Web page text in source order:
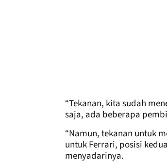
“Tekanan, kita sudah
saja, ada beberapa
“Namun, tekanan untuk
untuk Ferrari, posisi
menyadarinya.